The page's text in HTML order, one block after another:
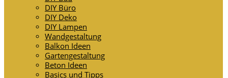
DIY Büro
DIY Deko
DIY Lampen
Wandgestaltung
Balkon Ideen
Gartengestaltung
Beton Ideen
Basics und Tipps